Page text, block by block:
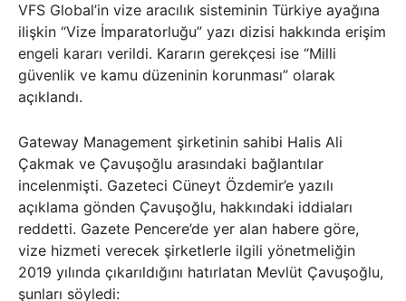
VFS Global’in vize aracılık sisteminin Türkiye ayağına
ilişkin “Vize İmparatorluğu” yazı dizisi hakkında erişim
engeli kararı verildi. Kararın gerekçesi ise “Milli
güvenlik ve kamu düzeninin korunması” olarak
açıklandı.
Gateway Management şirketinin sahibi Halis Ali
Çakmak ve Çavuşoğlu arasındaki bağlantılar
incelenmişti. Gazeteci Cüneyt Özdemir’e yazılı
açıklama gönden Çavuşoğlu, hakkındaki iddiaları
reddetti. Gazete Pencere’de yer alan habere göre,
vize hizmeti verecek şirketlerle ilgili yönetmeliğin
2019 yılında çıkarıldığını hatırlatan Mevlüt Çavuşoğlu,
şunları söyledi: